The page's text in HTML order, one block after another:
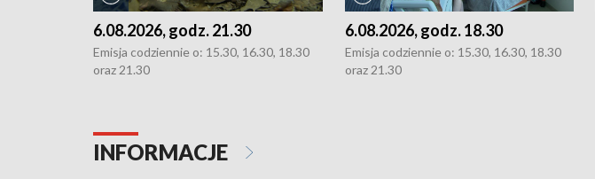
6.08.2026, godz. 21.30
Emisja codziennie o: 15.30, 16.30, 18.30
oraz 21.30
6.08.2026, godz. 18.30
Emisja codziennie o: 15.30, 16.30, 18.30
oraz 21.30
INFORMACJE